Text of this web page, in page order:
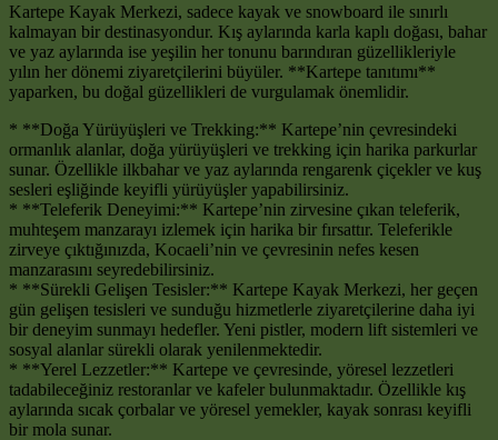
Kartepe Kayak Merkezi, sadece kayak ve snowboard ile sınırlı
kalmayan bir destinasyondur. Kış aylarında karla kaplı doğası, bahar
ve yaz aylarında ise yeşilin her tonunu barındıran güzellikleriyle
yılın her dönemi ziyaretçilerini büyüler. **Kartepe tanıtımı**
yaparken, bu doğal güzellikleri de vurgulamak önemlidir.
* **Doğa Yürüyüşleri ve Trekking:** Kartepe’nin çevresindeki
ormanlık alanlar, doğa yürüyüşleri ve trekking için harika parkurlar
sunar. Özellikle ilkbahar ve yaz aylarında rengarenk çiçekler ve kuş
sesleri eşliğinde keyifli yürüyüşler yapabilirsiniz.
* **Teleferik Deneyimi:** Kartepe’nin zirvesine çıkan teleferik,
muhteşem manzarayı izlemek için harika bir fırsattır. Teleferikle
zirveye çıktığınızda, Kocaeli’nin ve çevresinin nefes kesen
manzarasını seyredebilirsiniz.
* **Sürekli Gelişen Tesisler:** Kartepe Kayak Merkezi, her geçen
gün gelişen tesisleri ve sunduğu hizmetlerle ziyaretçilerine daha iyi
bir deneyim sunmayı hedefler. Yeni pistler, modern lift sistemleri ve
sosyal alanlar sürekli olarak yenilenmektedir.
* **Yerel Lezzetler:** Kartepe ve çevresinde, yöresel lezzetleri
tadabileceğiniz restoranlar ve kafeler bulunmaktadır. Özellikle kış
aylarında sıcak çorbalar ve yöresel yemekler, kayak sonrası keyifli
bir mola sunar.